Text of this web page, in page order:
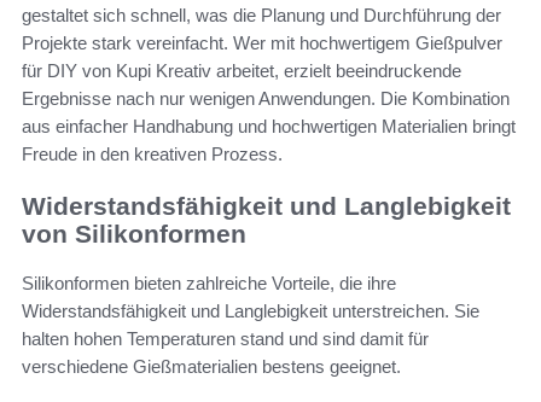
gestaltet sich schnell, was die Planung und Durchführung der
Projekte stark vereinfacht. Wer mit hochwertigem Gießpulver
für DIY von Kupi Kreativ arbeitet, erzielt beeindruckende
Ergebnisse nach nur wenigen Anwendungen. Die Kombination
aus einfacher Handhabung und hochwertigen Materialien bringt
Freude in den kreativen Prozess.
Widerstandsfähigkeit und Langlebigkeit
von Silikonformen
Silikonformen bieten zahlreiche Vorteile, die ihre
Widerstandsfähigkeit und Langlebigkeit unterstreichen. Sie
halten hohen Temperaturen stand und sind damit für
verschiedene Gießmaterialien bestens geeignet.